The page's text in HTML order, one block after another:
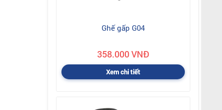
Ghế gấp G04
358.000 VNĐ
Xem chi tiết